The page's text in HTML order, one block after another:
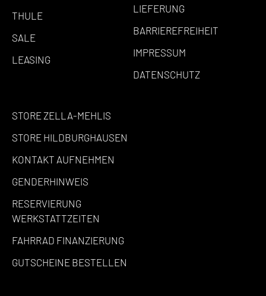
THULE
SALE
LEASING
LIEFERUNG
BARRIEREFREIHEIT
IMPRESSUM
DATENSCHUTZ
STORE ZELLA-MEHLIS
STORE HILDBURGHAUSEN
KONTAKT AUFNEHMEN
GENDERHINWEIS
RESERVIERUNG
WERKSTATTZEITEN
FAHRRAD FINANZIERUNG
GUTSCHEINE BESTELLEN